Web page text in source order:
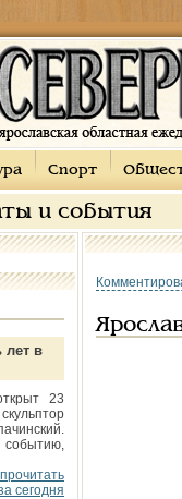
Спорт
и события
лет в
23
прочитать
сегодня